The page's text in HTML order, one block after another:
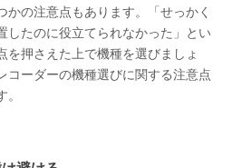
かの注意点もあります。「せっかく
したのに役立てられなかった」とい
を押さえた上で機種を選びましょ
コーダーの機種選びに関する注意点